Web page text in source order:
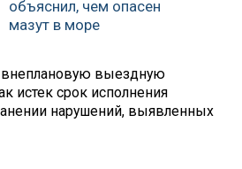
объяснил, чем опасен
мазут в море
выездную
истек срок исполнения
нарушений, выявленных